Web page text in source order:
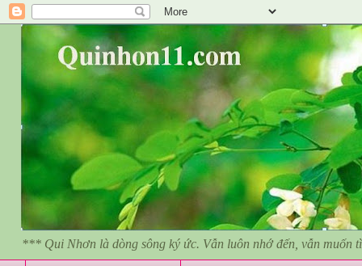
*** Qui Nhơn là dòng sông ký ức. Vẫn luôn nhớ đến, vẫn muốn